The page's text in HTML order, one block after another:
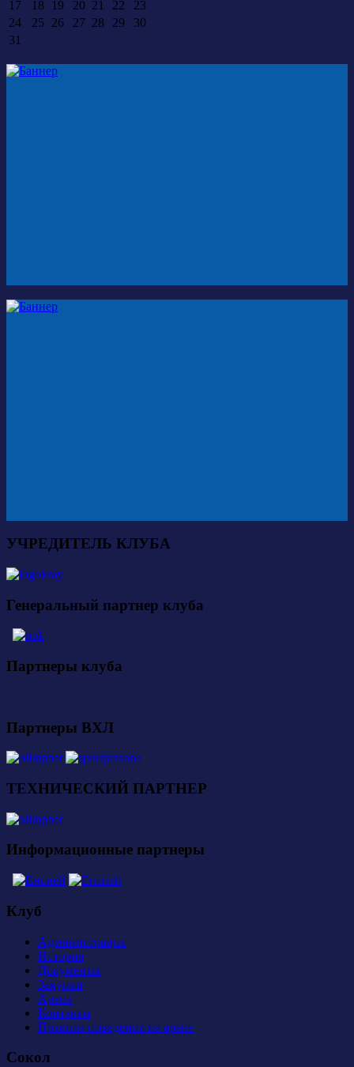
17 18 19 20 21 22
23
24
25 26 27 28 29
30
31
УЧРЕДИТЕЛЬ КЛУБА
Генеральный партнер клуба
Партнеры клуба
Партнеры ВХЛ
ТЕХНИЧЕСКИЙ ПАРТНЕР
Информационные партнеры
Клуб
Администрация
История
Документы
Закупки
Арена
Контакты
Правила поведения на арене
Сокол